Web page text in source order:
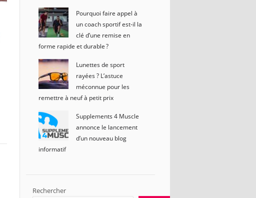
Pourquoi faire appel à
un coach sportif est-il la
clé d’une remise en
forme rapide et durable ?
Lunettes de sport
rayées ? L’astuce
méconnue pour les
remettre à neuf à petit prix
Supplements 4 Muscle
annonce le lancement
d’un nouveau blog
informatif
Rechercher